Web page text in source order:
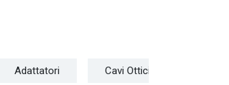
Adattatori Cavi Ottici